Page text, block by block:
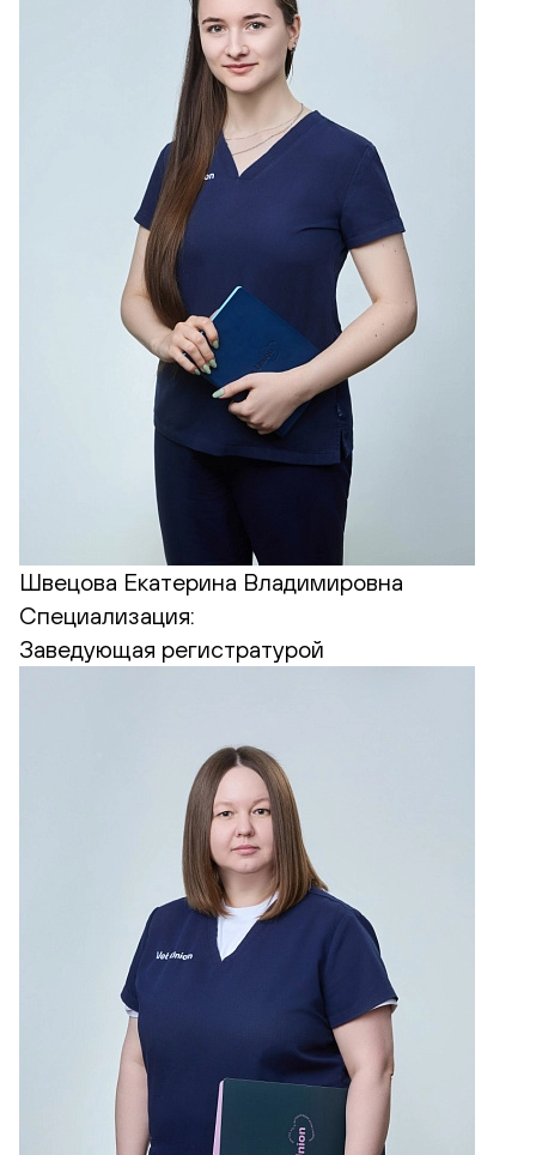
Швецова Екатерина Владимировна
Специализация:
Заведующая регистратурой